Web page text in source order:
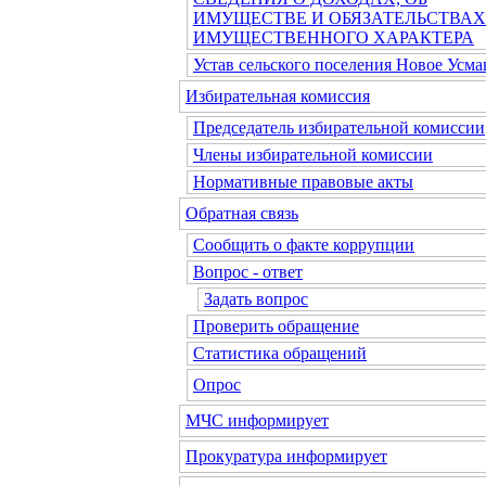
ИМУЩЕСТВЕ И ОБЯЗАТЕЛЬСТВАХ
ИМУЩЕСТВЕННОГО ХАРАКТЕРА
Устав сельского поселения Новое
Избирательная комиссия
Председатель избирательной комиссии
Члены избирательной комиссии
Нормативные правовые акты
Обратная связь
Сообщить о факте коррупции
Вопрос - ответ
Задать вопрос
Проверить обращение
Статистика обращений
Опрос
МЧС информирует
Прокуратура информирует